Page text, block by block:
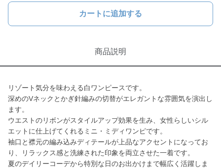
カートに追加する
商品説明
リゾート気分を味わえる白ワンピースです。
深めのVネックとかぎ針編みの切替がエレガントな雰囲気を演出し
ます。
ウエストのリボンがスタイルアップ効果を生み、女性らしいシル
エットに仕上げてくれるミニ・ミディワンピです。
袖口と襟元の編み込みディテールが上品なアクセントになってお
り、リラックス感と洗練された印象を両立させた一着です。
夏のデイリーコーデから特別な日のお出かけまで幅広く活躍しま